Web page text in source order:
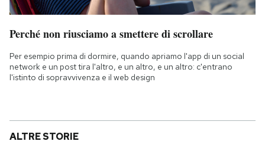
Perché non riusciamo a smettere di scrollare
Per esempio prima di dormire, quando apriamo l'app di un social
network e un post tira l'altro, e un altro, e un altro: c'entrano
l'istinto di sopravvivenza e il web design
ALTRE STORIE